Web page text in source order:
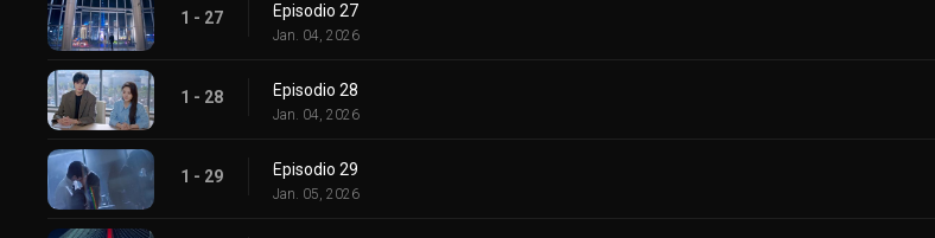
1 - 27 Episodio 27
Jan. 04, 2026
1 - 28 Episodio 28
Jan. 04, 2026
1 - 29 Episodio 29
Jan. 05, 2026